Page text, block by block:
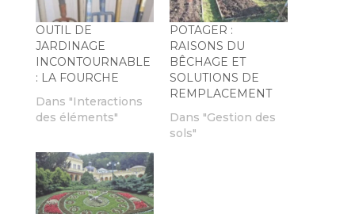
OUTIL DE
JARDINAGE
INCONTOURNABLE
: LA FOURCHE
Dans "Interactions
des éléments"
POTAGER :
RAISONS DU
BÊCHAGE ET
SOLUTIONS DE
REMPLACEMENT
Dans "Gestion des
sols"